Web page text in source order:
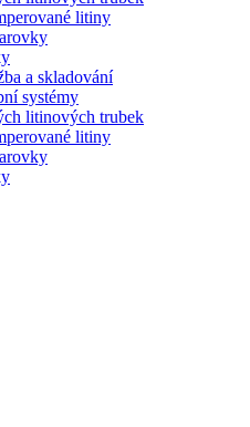
litiny
a skladování
systémy
litinových trubek
litiny